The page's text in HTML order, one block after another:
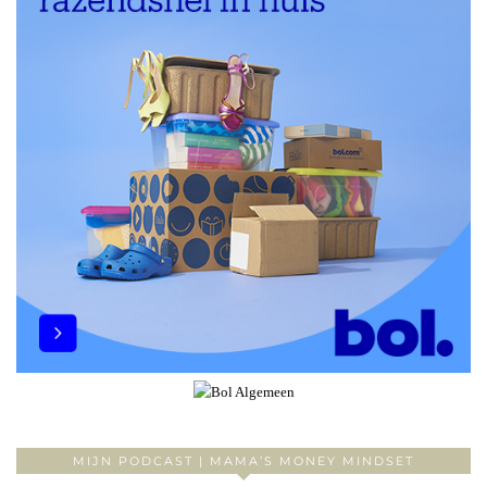
MIJN PODCAST | MAMA’S MONEY MINDSET